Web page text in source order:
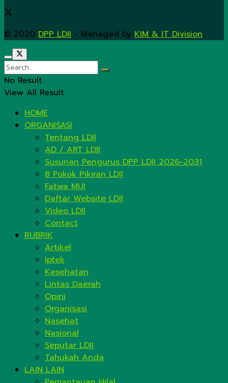
© 2020 DPP LDII - Managed by KIM & IT Division.
No Result
View All Result
HOME
ORGANISASI
Tentang LDII
AD / ART LDII
Susunan Pengurus DPP LDII 2026-2031
8 Pokok Pikiran LDII
Fatwa MUI
Daftar Website LDII
Video LDII
Contact
RUBRIK
Artikel
Iptek
Kesehatan
Lintas Daerah
Opini
Organisasi
Nasehat
Nasional
Seputar LDII
Tahukah Anda
LAIN LAIN